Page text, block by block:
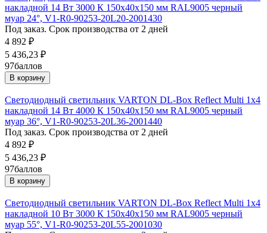
накладной 14 Вт 3000 К 150х40х150 мм RAL9005 черный
муар 24°, V1-R0-90253-20L20-2001430
Под заказ. Срок производства от 2 дней
4 892 ₽
5 436,23 ₽
97баллов
В корзину
Светодиодный светильник VARTON DL-Box Reflect Multi 1x4
накладной 14 Вт 4000 К 150х40х150 мм RAL9005 черный
муар 36°, V1-R0-90253-20L36-2001440
Под заказ. Срок производства от 2 дней
4 892 ₽
5 436,23 ₽
97баллов
В корзину
Светодиодный светильник VARTON DL-Box Reflect Multi 1x4
накладной 10 Вт 3000 К 150х40х150 мм RAL9005 черный
муар 55°, V1-R0-90253-20L55-2001030